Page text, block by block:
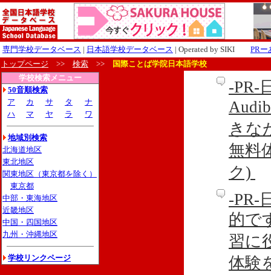
専門学校データベース | 日本語学校データベース | Operated by SIKI PRー
トップページ >> 検索 >>
国際ことば学院日本語学校
学校検索メニュー
50音順検索
ア
カ サ タ
ナ
ハ
マ ヤ ラ ワ
地域別検索
北海道地区
東北地区
関東地区（東京都を除く）
東京都
中部・東海地区
近畿地区
中国・四国地区
九州・沖縄地区
学校リンクページ
-PR-
きな
無料
ク)
-PR-
的で
習に
体験